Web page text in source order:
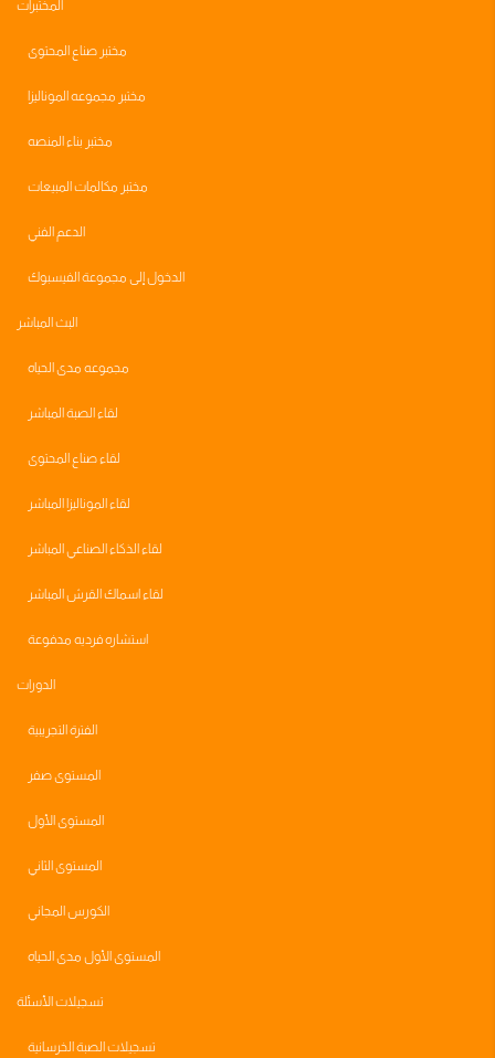
المختبرات
مختبر صناع المحتوى
مختبر مجموعه الموناليزا
مختبر بناء المنصه
مختبر مكالمات المبيعات
الدعم الفني
الدخول إلى مجموعة الفيسبوك
البث المباشر
مجموعه مدى الحياه
لقاء الصبة المباشر
لقاء صناع المحتوى
لقاء الموناليزا المباشر
لقاء الذكاء الصناعي المباشر
لقاء اسماك القرش المباشر
استشاره فرديه مدفوعة
الدورات
الفترة التجريبية
المستوى صفر
المستوى الأول
المستوى الثاني
الكورس المجاني
المستوى الأول مدى الحياه
تسجيلات الأسئلة
تسجيلات الصبة الخرسانية